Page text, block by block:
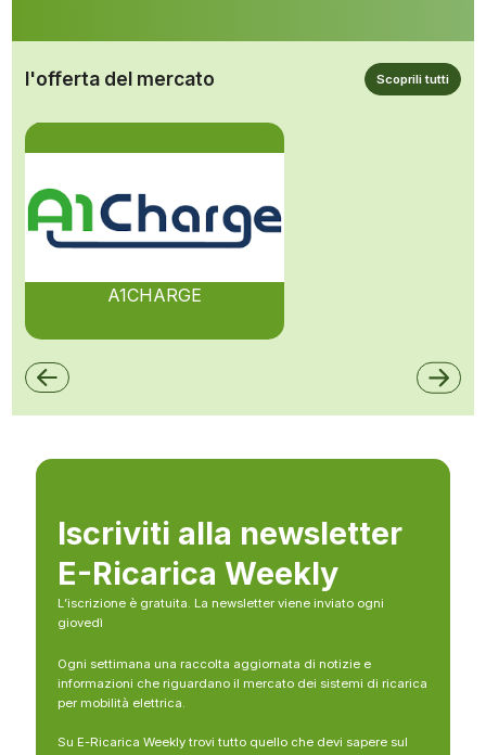
l'offerta del mercato Scoprili tutti
A1CHARGE
Iscriviti alla newsletter
E-Ricarica Weekly
L’iscrizione è gratuita. La newsletter viene inviato ogni
giovedì
Ogni settimana una raccolta aggiornata di notizie e
informazioni che riguardano il mercato dei sistemi di ricarica
per mobilità elettrica.
Su E-Ricarica Weekly trovi tutto quello che devi sapere sul